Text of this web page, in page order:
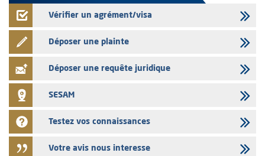
Vérifier un agrément/visa
Déposer une plainte
Déposer une requête juridique
SESAM
Testez vos connaissances
Votre avis nous interesse